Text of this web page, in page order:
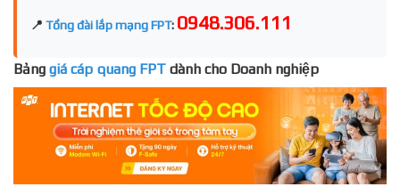
📍 Tổng đài lắp mạng FPT: 0948.306.111
Bảng giá cáp quang FPT dành cho Doanh nghiệp